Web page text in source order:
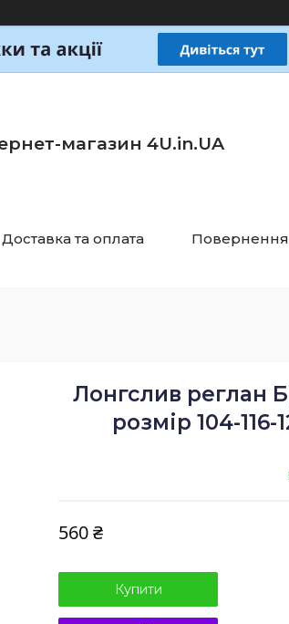
магазин 4U.in.UA
Доставка та оплата Повернення
Лонгслив реглан
розмір 104-
560 ₴
Купити